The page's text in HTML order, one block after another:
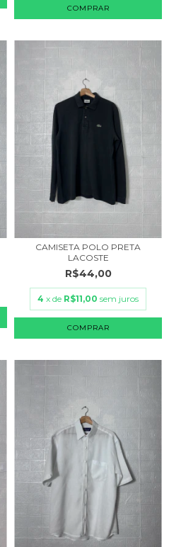
COMPRAR
CAMISETA POLO PRETA
LACOSTE
R$44,00
4 x de R$11,00 sem juros
COMPRAR